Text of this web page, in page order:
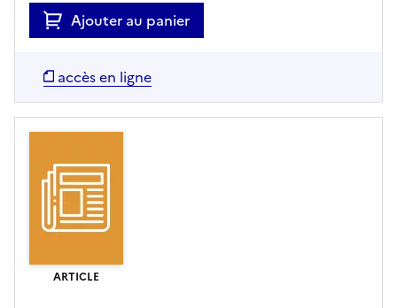
Ajouter au panier
accès en ligne
ARTICLE